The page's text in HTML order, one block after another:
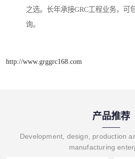
之选。长年承接GRC工程业务，可
询。
http://www.grggrc168.com
产品推荐
Development, design, production
manufacturing